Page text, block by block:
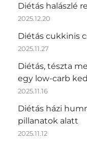
Diétás halászlé
2025.12.20
Diétás cukkinis
2025.11.27
Diétás, tészta
egy low-carb
2025.11.16
Diétás házi
pillanatok alatt
2025.11.12